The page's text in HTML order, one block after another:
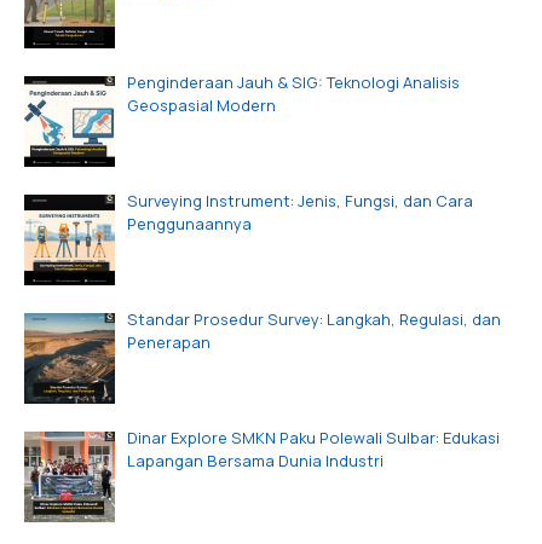
Penginderaan Jauh & SIG: Teknologi Analisis
Geospasial Modern
Surveying Instrument: Jenis, Fungsi, dan Cara
Penggunaannya
Standar Prosedur Survey: Langkah, Regulasi, dan
Penerapan
Dinar Explore SMKN Paku Polewali Sulbar: Edukasi
Lapangan Bersama Dunia Industri